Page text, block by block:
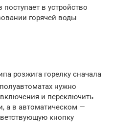
поступает в устройство
горячей воды
розжига горелку сначала
нужно
и переключить
а в автоматическом —
кнопку